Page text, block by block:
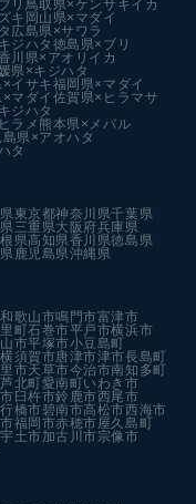
リ 鳥取県×ケンサキイカ
キ 岡山県×マダイ
広島県×サワラ
ジハタ 徳島県×ブリ
川県×アオリイカ
県×キジハタ
イサキ福岡県×マダイ
マダイ 佐賀県×ヒラマサ
ジハタ
ラメ 熊本県×メバル
島県×アオハタ
タ
東京都神奈川県千葉県
三重県大阪府兵庫県
県高知県香川県徳島県
鹿児島県沖縄県
和歌山市鳴門市富津市
町石巻市平戸市横浜市
市平塚市小豆島町
横須賀市唐津市津市長島町
市天草市今治市南知多町
芦北町愛南町いわき市
臼杵市鈴鹿市西尾市
行橋市碧南市高松市西海市
福岡市赤穂市屋久島町
宇土市加古川市宗像市